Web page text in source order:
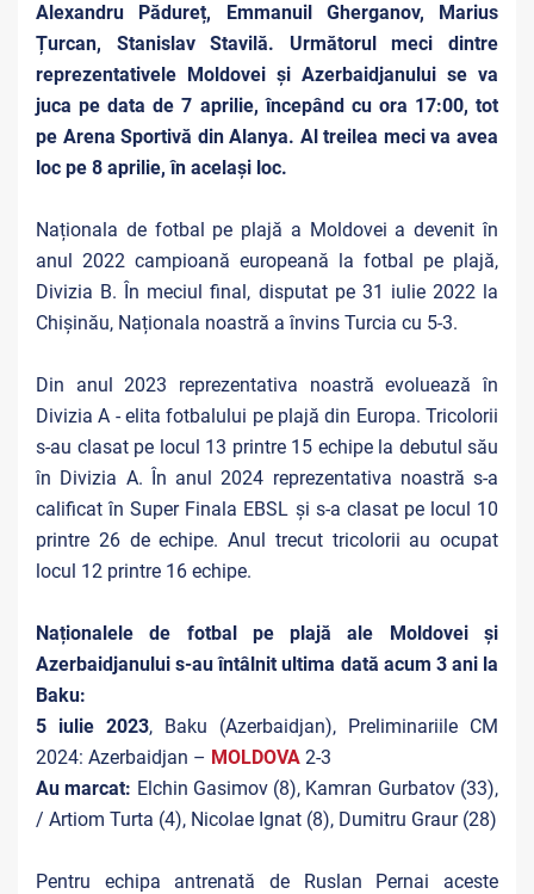
Alexandru Pădureț, Emmanuil Gherganov, Marius
Țurcan, Stanislav Stavilă. Următorul meci dintre
reprezentativele Moldovei și Azerbaidjanului se va
juca pe data de 7 aprilie, începând cu ora 17:00, tot
pe Arena Sportivă din Alanya. Al treilea meci va avea
loc pe 8 aprilie, în același loc.
Naționala de fotbal pe plajă a Moldovei a devenit în
anul 2022 campioană europeană la fotbal pe plajă,
Divizia B. În meciul final, disputat pe 31 iulie 2022 la
Chișinău, Naționala noastră a învins Turcia cu 5-3.
Din anul 2023 reprezentativa noastră evoluează în
Divizia A - elita fotbalului pe plajă din Europa. Tricolorii
s-au clasat pe locul 13 printre 15 echipe la debutul său
în Divizia A. În anul 2024 reprezentativa noastră s-a
calificat în Super Finala EBSL și s-a clasat pe locul 10
printre 26 de echipe. Anul trecut tricolorii au ocupat
locul 12 printre 16 echipe.
Naționalele de fotbal pe plajă ale Moldovei și
Azerbaidjanului s-au întâlnit ultima dată acum 3 ani la
Baku:
5 iulie 2023, Baku (Azerbaidjan), Preliminariile CM
2024: Azerbaidjan – MOLDOVA 2-3
Au marcat: Elchin Gasimov (8), Kamran Gurbatov (33),
/ Artiom Turta (4), Nicolae Ignat (8), Dumitru Graur (28)
Pentru echipa antrenată de Ruslan Pernai aceste